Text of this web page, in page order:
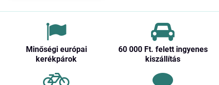
Minőségi európai
kerékpárok
60 000 Ft​. felett ingyenes
kiszállítás